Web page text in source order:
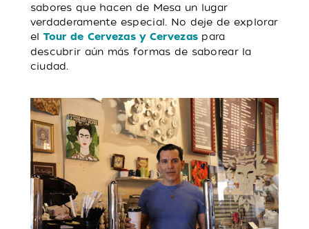
sabores que hacen de Mesa un lugar
verdaderamente especial. No deje de explorar
el Tour de Cervezas y Cervezas para
descubrir aún más formas de saborear la
ciudad.